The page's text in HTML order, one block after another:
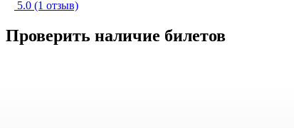
5.0 (1 отзыв)
Проверить наличие билетов